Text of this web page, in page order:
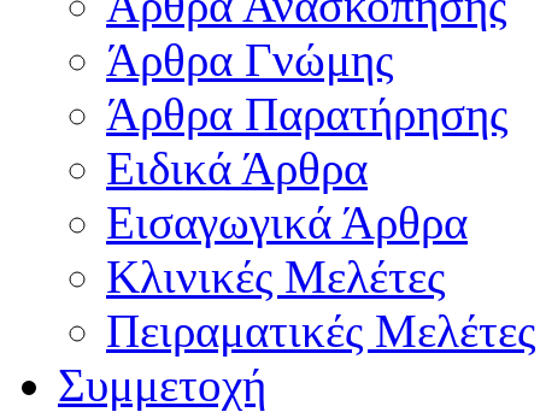
Άρθρα Γνώμης
Άρθρα Παρατήρησης
Ειδικά Άρθρα
Εισαγωγικά Άρθρα
Κλινικές Μελέτες
Πειραματικές Μελέτες
Συμμετοχή